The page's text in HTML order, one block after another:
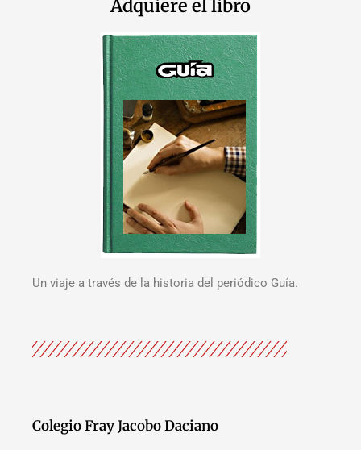
Adquiere el libro
Un viaje a través de la historia del periódico Guía.
Colegio Fray Jacobo Daciano